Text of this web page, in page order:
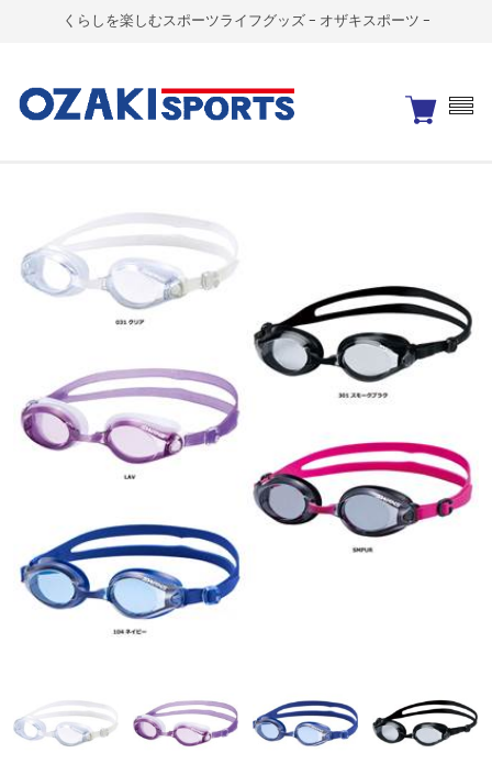
くらしを楽しむスポーツライフグッズ - オザキスポーツ -